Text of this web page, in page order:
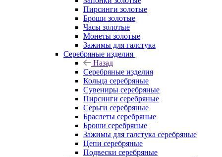
Пирсинги золотые
Броши золотые
Часы золотые
Монеты золотые
Зажимы для галстука
Серебряные изделия
Назад
Серебряные изделия
Кольца серебряные
Сувениры серебряные
Пирсинги серебряные
Серьги серебряные
Браслеты серебряные
Броши серебряные
Зажимы для галстука серебряные
Цепи серебряные
Подвески серебряные